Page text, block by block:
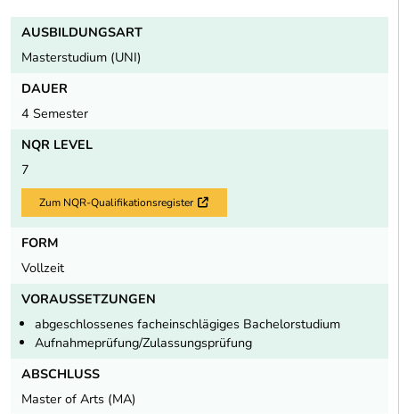
AUSBILDUNGSART
Masterstudium (UNI)
DAUER
4 Semester
NQR LEVEL
7
Zum NQR-Qualifikationsregister Externer Link
FORM
Vollzeit
VORAUSSETZUNGEN
abgeschlossenes facheinschlägiges Bachelorstudium
Aufnahmeprüfung/Zulassungsprüfung
ABSCHLUSS
Master of Arts (MA)